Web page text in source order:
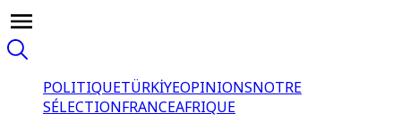
POLITIQUETÜRKİYEOPINIONSNOTRE
SÉLECTIONFRANCEAFRIQUE